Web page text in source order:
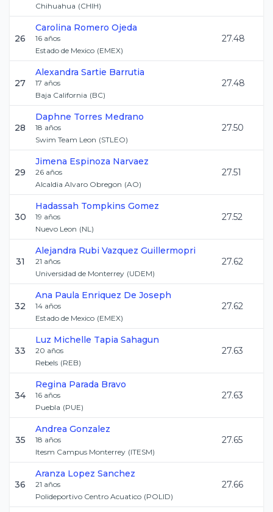
Chihuahua (CHIH)
26
Carolina Romero Ojeda
16 años
Estado de Mexico (EMEX)
27.48
27
Alexandra Sartie Barrutia
17 años
Baja California (BC)
27.48
28
Daphne Torres Medrano
18 años
Swim Team Leon (STLEO)
27.50
29
Jimena Espinoza Narvaez
26 años
Alcaldia Alvaro Obregon (AO)
27.51
30
Hadassah Tompkins Gomez
19 años
Nuevo Leon (NL)
27.52
31
Alejandra Rubi Vazquez Guillermopri
21 años
Universidad de Monterrey (UDEM)
27.62
32
Ana Paula Enriquez De Joseph
14 años
Estado de Mexico (EMEX)
27.62
33
Luz Michelle Tapia Sahagun
20 años
Rebels (REB)
27.63
34
Regina Parada Bravo
16 años
Puebla (PUE)
27.63
35
Andrea Gonzalez
18 años
Itesm Campus Monterrey (ITESM)
27.65
36
Aranza Lopez Sanchez
21 años
Polideportivo Centro Acuatico (POLID)
27.66